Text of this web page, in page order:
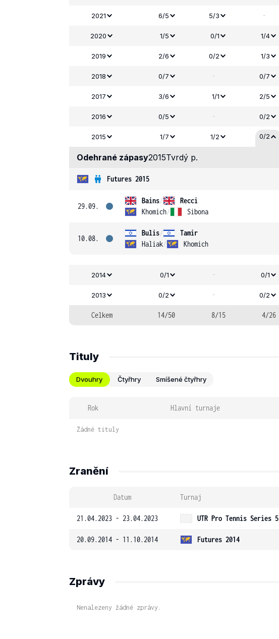
2021 6/5 5/3 -
2020 1/5 0/1 1/4
2019 2/6 0/2 1/3
2018 0/7 - 0/7
2017 3/6 1/1 2/5
2016 0/5 - 0/2
2015 1/7 1/2 0/2
Odehrané zápasy2015Tvrdý p.
Futures 2015
29.09.
Bains/
Recci
Khomich/ Sibona
10.08.
Bulis/
Tamir
Haliak/ Khomich
2014 0/1 - 0/1
2013 0/2 - 0/2
Celkem 14/50 8/15 4/26
Tituly
Dvouhry Čtyřhry Smíšené čtyřhry
Rok Hlavní turnaje
Žádné tituly
Zranění
Datum Turnaj
21.04.2023 - 23.04.2023 UTR Pro Tennis Series 5
20.09.2014 - 11.10.2014 Futures 2014
Zprávy
Nenalezeny žádné zprávy.